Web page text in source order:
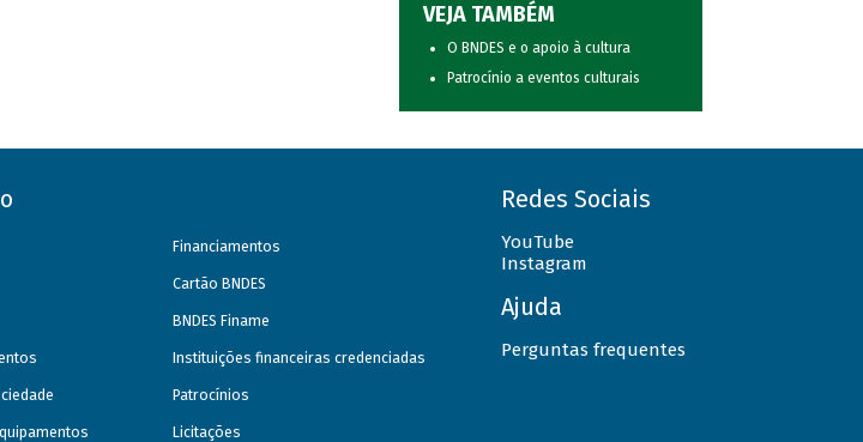
VEJA TAMBÉM
O BNDES e o apoio à cultura
Patrocínio a eventos culturais
Financiamentos
Cartão BNDES
BNDES Finame
Instituições financeiras credenciadas
Patrocínios
Licitações
Redes Sociais
YouTube
Instagram
Ajuda
Perguntas frequentes